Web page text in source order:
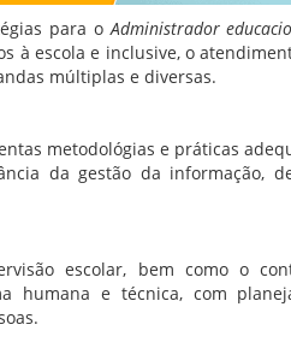
para o Administrador
à escola e inclusive, o
múltiplas e diversas.
metodológias e práticas
da gestão da informação,
escolar, bem como o
humana e técnica, com